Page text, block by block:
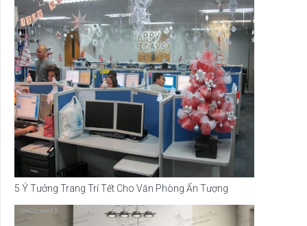
5 Ý Tưởng Trang Trí Tết Cho Văn Phòng Ấn Tượng